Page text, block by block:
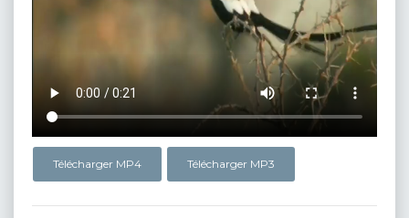
Télécharger MP4 Télécharger MP3